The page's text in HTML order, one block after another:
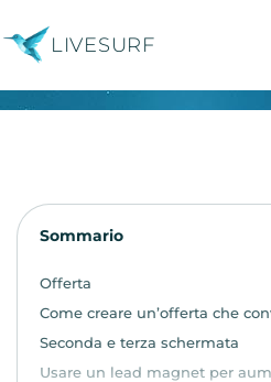
LIVESURF
Sommario
Offerta
Come creare un’offerta che
Seconda e terza schermata
Usare un lead magnet per